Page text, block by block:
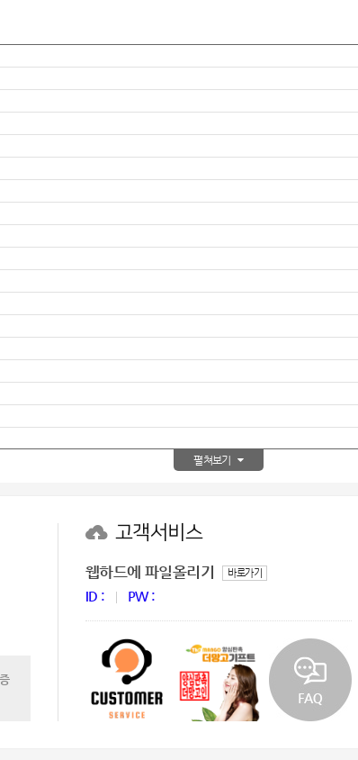
20 구급
24 손톱깍이
AP-100071
28 AP-100150
29 AP-100084
펼쳐보기
고객서비스
웹하드에 파일올리기 바로가기
ID : PW :